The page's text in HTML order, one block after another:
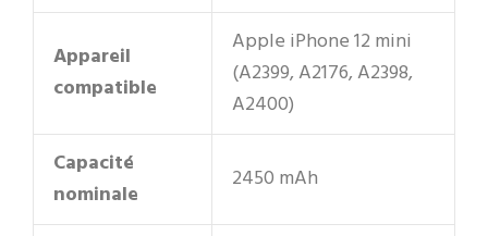
Appareil
compatible
Apple iPhone 12 mini
(A2399, A2176, A2398,
A2400)
Capacité
nominale
2450 mAh